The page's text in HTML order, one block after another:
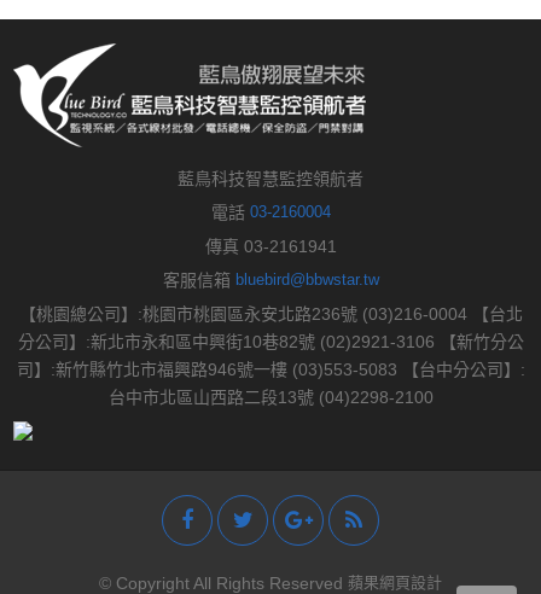
藍鳥科技智慧監控領航者
電話 03-2160004
傳真 03-2161941
客服信箱 bluebird@bbwstar.tw
【桃園總公司】:桃園市桃園區永安北路236號 (03)216-0004 【台北
分公司】:新北市永和區中興街10巷82號 (02)2921-3106 【新竹分公
司】:新竹縣竹北市福興路946號一樓 (03)553-5083 【台中分公司】:
台中市北區山西路二段13號 (04)2298-2100
© Copyright All Rights Reserved 蘋果網頁設計